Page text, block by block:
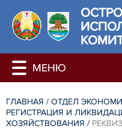
ГЛАВНАЯ / ОТДЕЛ
РЕГИСТРАЦИЯ И
ХОЗЯЙСТВОВАНИЯ /